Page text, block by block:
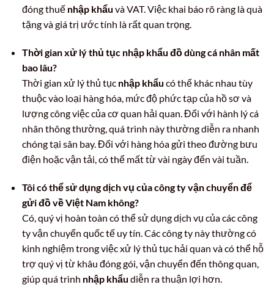
đóng thuế nhập khẩu và VAT. Việc khai báo rõ ràng là quà
tặng và giá trị ước tính là rất quan trọng.
Thời gian xử lý thủ tục nhập khẩu đồ dùng cá nhân mất
bao lâu?
Thời gian xử lý thủ tục nhập khẩu có thể khác nhau tùy
thuộc vào loại hàng hóa, mức độ phức tạp của hồ sơ và
lượng công việc của cơ quan hải quan. Đối với hành lý cá
nhân thông thường, quá trình này thường diễn ra nhanh
chóng tại sân bay. Đối với hàng hóa gửi theo đường bưu
điện hoặc vận tải, có thể mất từ vài ngày đến vài tuần.
Tôi có thể sử dụng dịch vụ của công ty vận chuyển để
gửi đồ về Việt Nam không?
Có, quý vị hoàn toàn có thể sử dụng dịch vụ của các công
ty vận chuyển quốc tế uy tín. Các công ty này thường có
kinh nghiệm trong việc xử lý thủ tục hải quan và có thể hỗ
trợ quý vị từ khâu đóng gói, vận chuyển đến thông quan,
giúp quá trình nhập khẩu diễn ra thuận lợi hơn.